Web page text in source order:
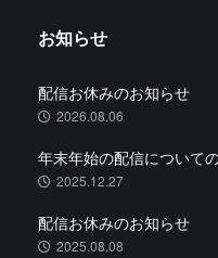
お知らせ
配信お休みのお知らせ
2026.08.06
年末年始の配信について
2025.12.27
配信お休みのお知らせ
2025.08.08